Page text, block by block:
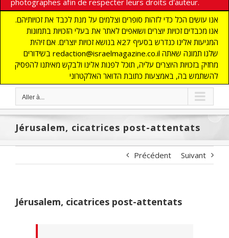
אנו עושים הכל כדי לזהות סופרים וצלמים על מנת לכבד את זכויותיהם.
אנו מכבדים זכויות יוצרים ושואפים לאתר את בעלי הזכויות בתמונות
המגיעות אלינו כנדרש בסעיף 27א בנושא זכויות יוצרים. אם זיהית
בשידורים redaction@israelmagazine.co.il שלנו תמונה שאתה
מחזיק בזכויות היוצרים עליה, תוכל לפנות אלינו ולבקש מאיתנו להפסיק
להשתמש בה, באמצעות כתובת הדואר האלקטרוני
Aller à...
Jérusalem, cicatrices post-attentats
Précédent Suivant
Jérusalem, cicatrices post-attentats